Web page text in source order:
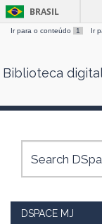
Skip
BRASIL
Ir para o conteúdo 1 Ir
Biblioteca
DSPACE MJ